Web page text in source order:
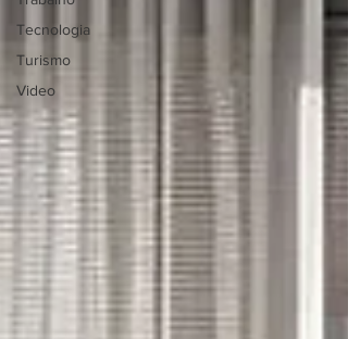
Tecnologia
Turismo
Video